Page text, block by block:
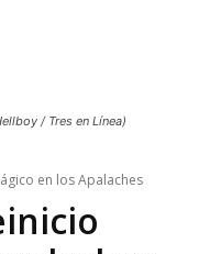
/ Tres en Línea)
en los Apalaches